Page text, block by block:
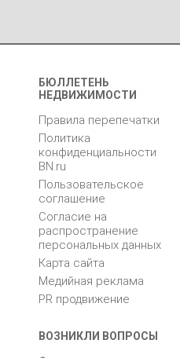
БЮЛЛЕТЕНЬ
НЕДВИЖИМОСТИ
Правила перепечатки
Политика
конфиденциальности
BN.ru
Пользовательское
соглашение
Согласие на
распространение
персональных данных
Карта сайта
Медийная реклама
PR продвижение
ВОЗНИКЛИ ВОПРОСЫ